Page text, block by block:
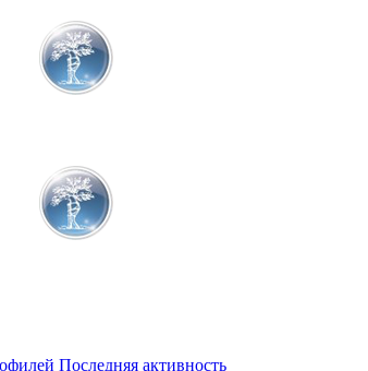
Последняя активность